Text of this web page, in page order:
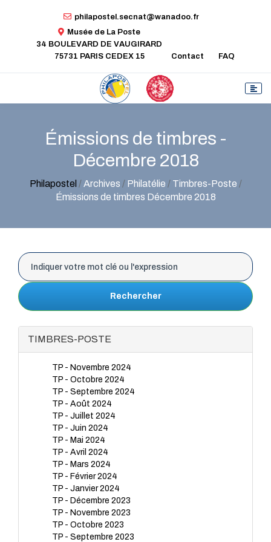
philapostel.secnat@wanadoo.fr
Musée de La Poste
34 BOULEVARD DE VAUGIRARD
75731 PARIS CEDEX 15
Contact FAQ
Émissions de timbres -
Décembre 2018
Philapostel /Archives / Philatélie / Timbres-Poste /
Émissions de timbres Décembre 2018
Rechercher
TIMBRES-POSTE
TP - Novembre 2024
TP - Octobre 2024
TP - Septembre 2024
TP - Août 2024
TP - Juillet 2024
TP - Juin 2024
TP - Mai 2024
TP - Avril 2024
TP - Mars 2024
TP - Février 2024
TP - Janvier 2024
TP - Décembre 2023
TP - Novembre 2023
TP - Octobre 2023
TP - Septembre 2023